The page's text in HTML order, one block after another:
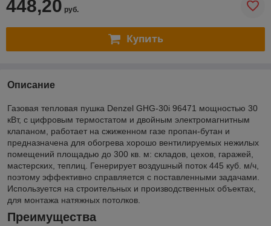
448,20 руб.
Купить
Описание
Газовая тепловая пушка Denzel GHG-30i 96471 мощностью 30
кВт, с цифровым термостатом и двойным электромагнитным
клапаном, работает на сжиженном газе пропан-бутан и
предназначена для обогрева хорошо вентилируемых нежилых
помещений площадью до 300 кв. м: складов, цехов, гаражей,
мастерских, теплиц. Генерирует воздушный поток 445 куб. м/ч,
поэтому эффективно справляется с поставленными задачами.
Используется на строительных и производственных объектах,
для монтажа натяжных потолков.
Преимущества